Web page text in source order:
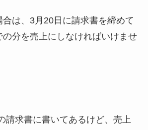
は、3月20日に請求書を締めて
の分を売上にしなければいけませ
請求書に書いてあるけど、売上